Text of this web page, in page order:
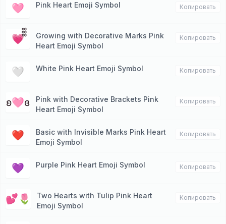
🩷 Pink Heart Emoji Symbol Копировать
💗᪲᪲᪲
Growing with Decorative Marks Pink
Heart Emoji Symbol
Копировать
🤍 White Pink Heart Emoji Symbol Копировать
ʚ🩷ɞ
Pink with Decorative Brackets Pink
Heart Emoji Symbol
Копировать
‪‪❤︎‬
Basic with Invisible Marks Pink Heart
Emoji Symbol
Копировать
💜 Purple Pink Heart Emoji Symbol Копировать
💕🌷
Two Hearts with Tulip Pink Heart
Emoji Symbol
Копировать